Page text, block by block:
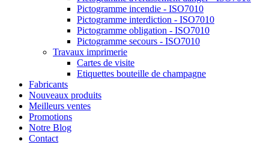
Pictogramme incendie - ISO7010
Pictogramme interdiction - ISO7010
Pictogramme obligation - ISO7010
Pictogramme secours - ISO7010
Travaux imprimerie
Cartes de visite
Etiquettes bouteille de champagne
Fabricants
Nouveaux produits
Meilleurs ventes
Promotions
Notre Blog
Contact